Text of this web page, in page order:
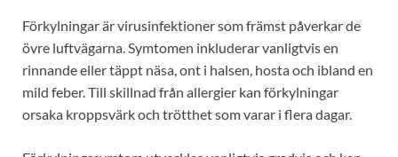
Förkylningar är virusinfektioner som främst påverkar de
övre luftvägarna. Symtomen inkluderar vanligtvis en
rinnande eller täppt näsa, ont i halsen, hosta och ibland en
mild feber. Till skillnad från allergier kan förkylningar
orsaka kroppsvärk och trötthet som varar i flera dagar.